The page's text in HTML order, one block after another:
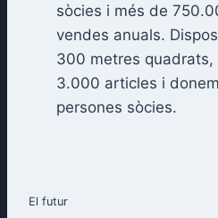
sòcies i més de
vendes anuals.
300 metres quadrats,
3.000 articles i
persones sòcies.
El futur